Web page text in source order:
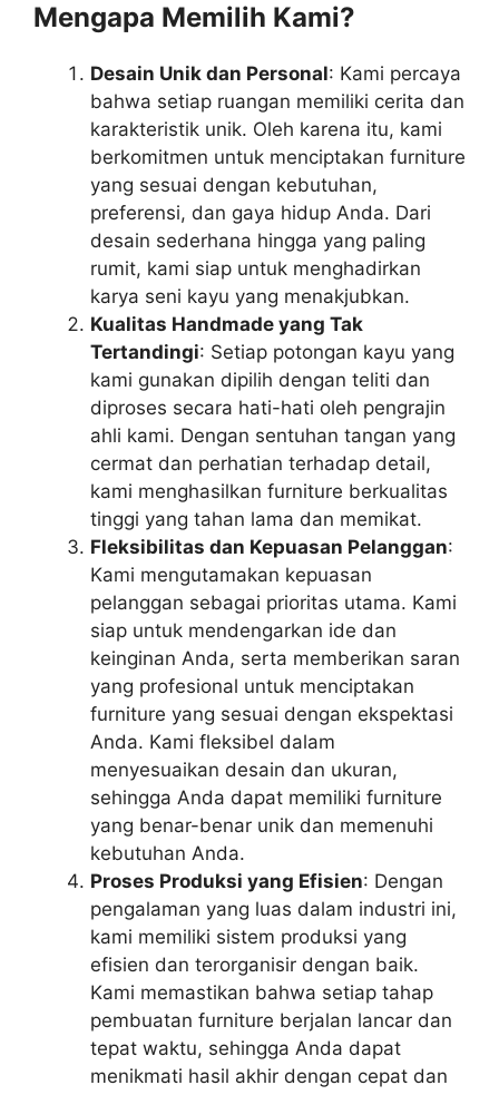
Mengapa Memilih Kami?
Desain Unik dan Personal: Kami percaya
bahwa setiap ruangan memiliki cerita dan
karakteristik unik. Oleh karena itu, kami
berkomitmen untuk menciptakan furniture
yang sesuai dengan kebutuhan,
preferensi, dan gaya hidup Anda. Dari
desain sederhana hingga yang paling
rumit, kami siap untuk menghadirkan
karya seni kayu yang menakjubkan.
Kualitas Handmade yang Tak
Tertandingi: Setiap potongan kayu yang
kami gunakan dipilih dengan teliti dan
diproses secara hati-hati oleh pengrajin
ahli kami. Dengan sentuhan tangan yang
cermat dan perhatian terhadap detail,
kami menghasilkan furniture berkualitas
tinggi yang tahan lama dan memikat.
Fleksibilitas dan Kepuasan Pelanggan:
Kami mengutamakan kepuasan
pelanggan sebagai prioritas utama. Kami
siap untuk mendengarkan ide dan
keinginan Anda, serta memberikan saran
yang profesional untuk menciptakan
furniture yang sesuai dengan ekspektasi
Anda. Kami fleksibel dalam
menyesuaikan desain dan ukuran,
sehingga Anda dapat memiliki furniture
yang benar-benar unik dan memenuhi
kebutuhan Anda.
Proses Produksi yang Efisien: Dengan
pengalaman yang luas dalam industri ini,
kami memiliki sistem produksi yang
efisien dan terorganisir dengan baik.
Kami memastikan bahwa setiap tahap
pembuatan furniture berjalan lancar dan
tepat waktu, sehingga Anda dapat
menikmati hasil akhir dengan cepat dan